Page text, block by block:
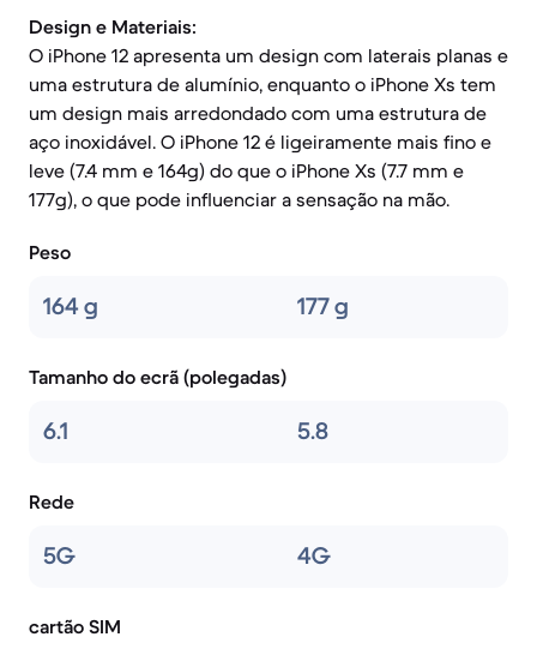
Design e Materiais:
O iPhone 12 apresenta um design com laterais planas e
uma estrutura de alumínio, enquanto o iPhone Xs tem
um design mais arredondado com uma estrutura de
aço inoxidável. O iPhone 12 é ligeiramente mais fino e
leve (7.4 mm e 164g) do que o iPhone Xs (7.7 mm e
177g), o que pode influenciar a sensação na mão.
Peso
164 g 177 g
Tamanho do ecrã (polegadas)
6.1 5.8
Rede
5G 4G
cartão SIM